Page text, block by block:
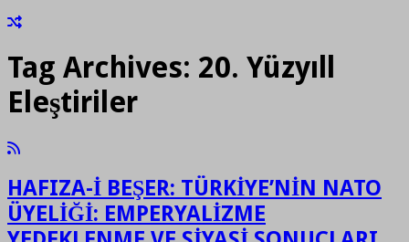
Tag Archives: 20. Yüzyıll
Eleştiriler
HAFIZA-İ BEŞER: TÜRKİYE’NİN NATO
ÜYELİĞİ: EMPERYALİZME